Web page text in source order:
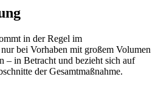
in der Regel im
bei Vorhaben mit großem Volumen
– in Betracht und bezieht sich auf
der Gesamtmaßnahme.